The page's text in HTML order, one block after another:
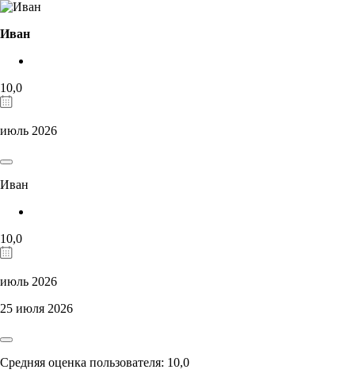
Иван
10,0
июль 2026
Иван
10,0
июль 2026
25 июля 2026
Средняя оценка пользователя: 10,0